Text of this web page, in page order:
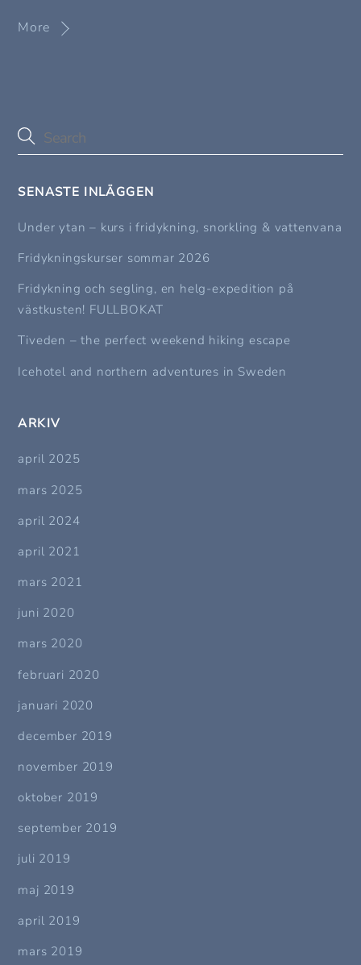
More
SENASTE INLÄGGEN
Under ytan – kurs i fridykning, snorkling & vattenvana
Fridykningskurser sommar 2026
Fridykning och segling, en helg-expedition på
västkusten! FULLBOKAT
Tiveden – the perfect weekend hiking escape
Icehotel and northern adventures in Sweden
ARKIV
april 2025
mars 2025
april 2024
april 2021
mars 2021
juni 2020
mars 2020
februari 2020
januari 2020
december 2019
november 2019
oktober 2019
september 2019
juli 2019
maj 2019
april 2019
mars 2019